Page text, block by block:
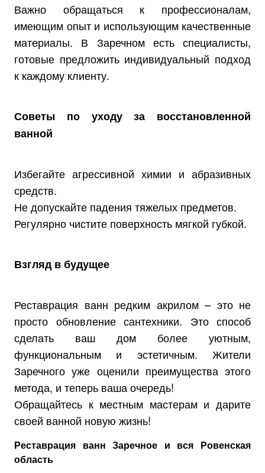
Важно обращаться к профессионалам,
имеющим опыт и использующим качественные
материалы. В Заречном есть специалисты,
готовые предложить индивидуальный подход
к каждому клиенту.
Советы по уходу за восстановленной
ванной
Избегайте агрессивной химии и абразивных
средств.
Не допускайте падения тяжелых предметов.
Регулярно чистите поверхность мягкой губкой.
Взгляд в будущее
Реставрация ванн редким акрилом – это не
просто обновление сантехники. Это способ
сделать ваш дом более уютным,
функциональным и эстетичным. Жители
Заречного уже оценили преимущества этого
метода, и теперь ваша очередь!
Обращайтесь к местным мастерам и дарите
своей ванной новую жизнь!
Реставрация ванн Заречное и вся Ровенская
область